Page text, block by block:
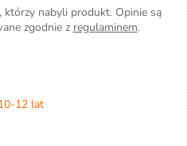
nabyli produkt. Opinie są
zgodnie z regulaminem.
12 lat